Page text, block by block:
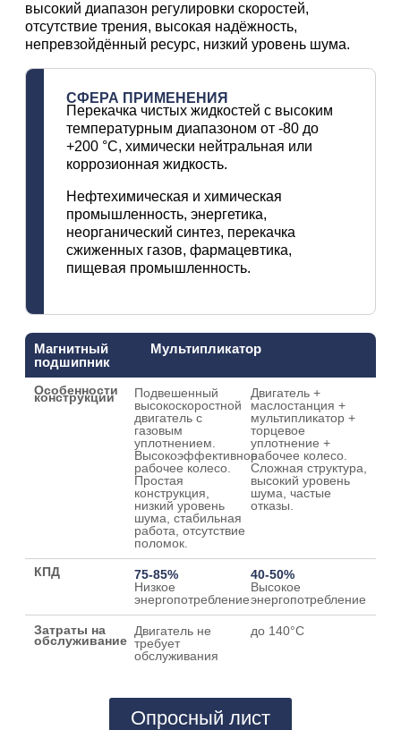
высокий диапазон регулировки скоростей,
отсутствие трения, высокая надёжность,
непревзойдённый ресурс, низкий уровень шума.
СФЕРА ПРИМЕНЕНИЯ
Перекачка чистых жидкостей с высоким
температурным диапазоном от -80 до
+200 °C, химически нейтральная или
коррозионная жидкость.
Нефтехимическая и химическая
промышленность, энергетика,
неорганический синтез, перекачка
сжиженных газов, фармацевтика,
пищевая промышленность.
Магнитный
подшипник
Мультипликатор
Особенности
конструкции
Подвешенный
высокоскоростной
двигатель с
газовым
уплотнением.
Высокоэффективное
рабочее колесо.
Простая
конструкция,
низкий уровень
шума, стабильная
работа, отсутствие
поломок.
Двигатель +
маслостанция +
мультипликатор +
торцевое
уплотнение +
рабочее колесо.
Сложная структура,
высокий уровень
шума, частые
отказы.
КПД
75-85%
Низкое
энергопотребление
40-50%
Высокое
энергопотребление
Затраты на
обслуживание
Двигатель не
требует
обслуживания
до 140°C
Опросный лист